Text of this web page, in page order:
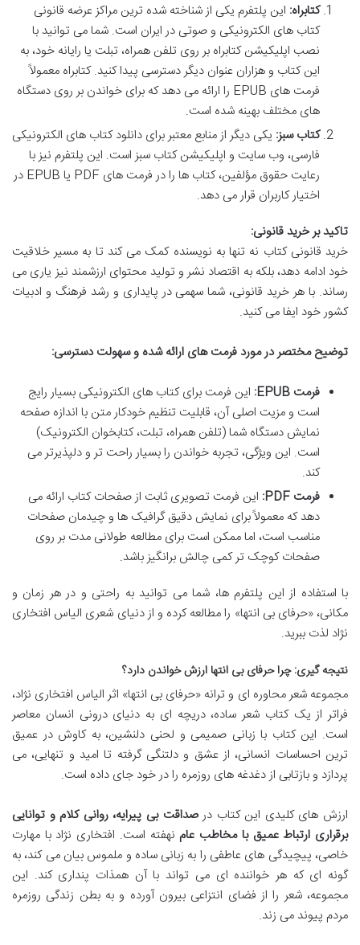
کتابراه: این پلتفرم یکی از شناخته شده ترین مراکز عرضه قانونی
کتاب های الکترونیکی و صوتی در ایران است. شما می توانید با
نصب اپلیکیشن کتابراه بر روی تلفن همراه، تبلت یا رایانه خود، به
این کتاب و هزاران عنوان دیگر دسترسی پیدا کنید. کتابراه معمولاً
فرمت های EPUB را ارائه می دهد که برای خواندن بر روی دستگاه
های مختلف بهینه شده است.
کتاب سبز: یکی دیگر از منابع معتبر برای دانلود کتاب های الکترونیکی
فارسی، وب سایت و اپلیکیشن کتاب سبز است. این پلتفرم نیز با
رعایت حقوق مؤلفین، کتاب ها را در فرمت های PDF یا EPUB در
اختیار کاربران قرار می دهد.
تاکید بر خرید قانونی:
خرید قانونی کتاب نه تنها به نویسنده کمک می کند تا به مسیر خلاقیت
خود ادامه دهد، بلکه به اقتصاد نشر و تولید محتوای ارزشمند نیز یاری می
رساند. با هر خرید قانونی، شما سهمی در پایداری و رشد فرهنگ و ادبیات
کشور خود ایفا می کنید.
توضیح مختصر در مورد فرمت های ارائه شده و سهولت دسترسی:
فرمت EPUB:
این فرمت برای کتاب های الکترونیکی بسیار رایج
است و مزیت اصلی آن، قابلیت تنظیم خودکار متن با اندازه صفحه
نمایش دستگاه شما (تلفن همراه، تبلت، کتابخوان الکترونیک)
است. این ویژگی، تجربه خواندن را بسیار راحت تر و دلپذیرتر می
کند.
فرمت PDF:
این فرمت تصویری ثابت از صفحات کتاب ارائه می
دهد که معمولاً برای نمایش دقیق گرافیک ها و چیدمان صفحات
مناسب است، اما ممکن است برای مطالعه طولانی مدت بر روی
صفحات کوچک تر کمی چالش برانگیز باشد.
با استفاده از این پلتفرم ها، شما می توانید به راحتی و در هر زمان و
مکانی، «حرفای بی انتها» را مطالعه کرده و از دنیای شعری الیاس افتخاری
نژاد لذت ببرید.
نتیجه گیری: چرا حرفای بی انتها ارزش خواندن دارد؟
مجموعه شعر محاوره ای و ترانه «حرفای بی انتها» اثر الیاس افتخاری نژاد،
فراتر از یک کتاب شعر ساده، دریچه ای به دنیای درونی انسان معاصر
است. این کتاب با زبانی صمیمی و لحنی دلنشین، به کاوش در عمیق
ترین احساسات انسانی، از عشق و دلتنگی گرفته تا امید و تنهایی، می
پردازد و بازتابی از دغدغه های روزمره را در خود جای داده است.
ارزش های کلیدی این کتاب درصداقت بی پیرایه، روانی کلام و توانایی
برقراری ارتباط عمیق با مخاطب عام نهفته است. افتخاری نژاد با مهارت
خاصی، پیچیدگی های عاطفی را به زبانی ساده و ملموس بیان می کند، به
گونه ای که هر خواننده ای می تواند با آن همذات پنداری کند. این
مجموعه، شعر را از فضای انتزاعی بیرون آورده و به بطن زندگی روزمره
مردم پیوند می زند.